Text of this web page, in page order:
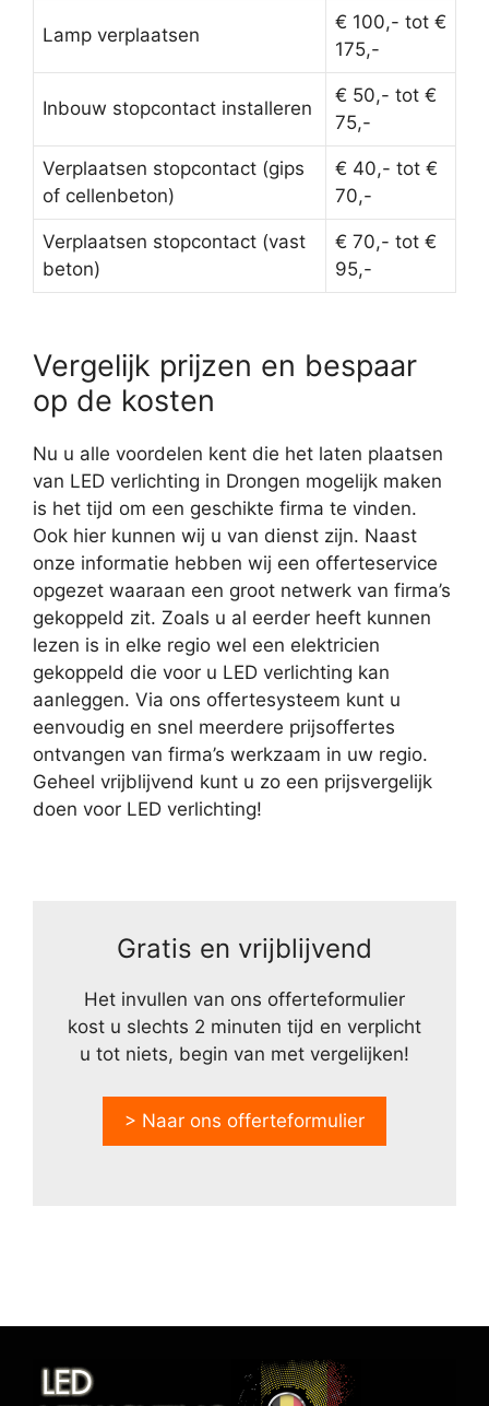
Lamp verplaatsen
€ 100,- tot €
175,-
Inbouw stopcontact installeren
€ 50,- tot €
75,-
Verplaatsen stopcontact (gips
of cellenbeton)
€ 40,- tot €
70,-
Verplaatsen stopcontact (vast
beton)
€ 70,- tot €
95,-
Vergelijk prijzen en bespaar
op de kosten
Nu u alle voordelen kent die het laten plaatsen
van LED verlichting in Drongen mogelijk maken
is het tijd om een geschikte firma te vinden.
Ook hier kunnen wij u van dienst zijn. Naast
onze informatie hebben wij een offerteservice
opgezet waaraan een groot netwerk van firma’s
gekoppeld zit. Zoals u al eerder heeft kunnen
lezen is in elke regio wel een elektricien
gekoppeld die voor u LED verlichting kan
aanleggen. Via ons offertesysteem kunt u
eenvoudig en snel meerdere prijsoffertes
ontvangen van firma’s werkzaam in uw regio.
Geheel vrijblijvend kunt u zo een prijsvergelijk
doen voor LED verlichting!
Gratis en vrijblijvend
Het invullen van ons offerteformulier
kost u slechts 2 minuten tijd en verplicht
u tot niets, begin van met vergelijken!
> Naar ons offerteformulier